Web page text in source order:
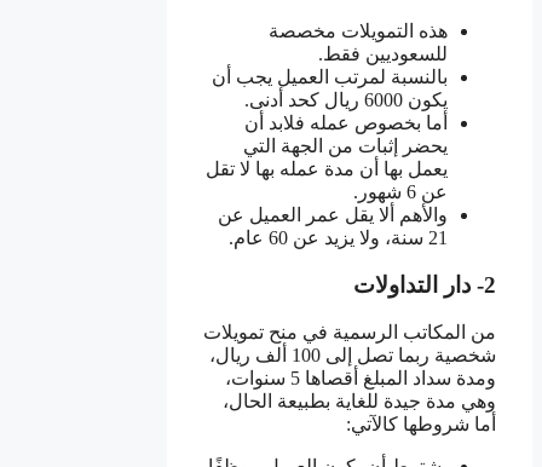
هذه التمويلات مخصصة
للسعوديين فقط.
بالنسبة لمرتب العميل يجب أن
يكون 6000 ريال كحد أدنى.
أما بخصوص عمله فلابد أن
يحضر إثبات من الجهة التي
يعمل بها أن مدة عمله بها لا تقل
عن 6 شهور.
والأهم ألا يقل عمر العميل عن
21 سنة، ولا يزيد عن 60 عام.
2- دار التداولات
من المكاتب الرسمية في منح تمويلات
شخصية ربما تصل إلى 100 ألف ريال،
ومدة سداد المبلغ أقصاها 5 سنوات،
وهي مدة جيدة للغاية بطبيعة الحال،
أما شروطها كالآتي: